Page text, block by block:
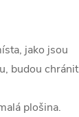
jako jsou
budou chránit
plošina.